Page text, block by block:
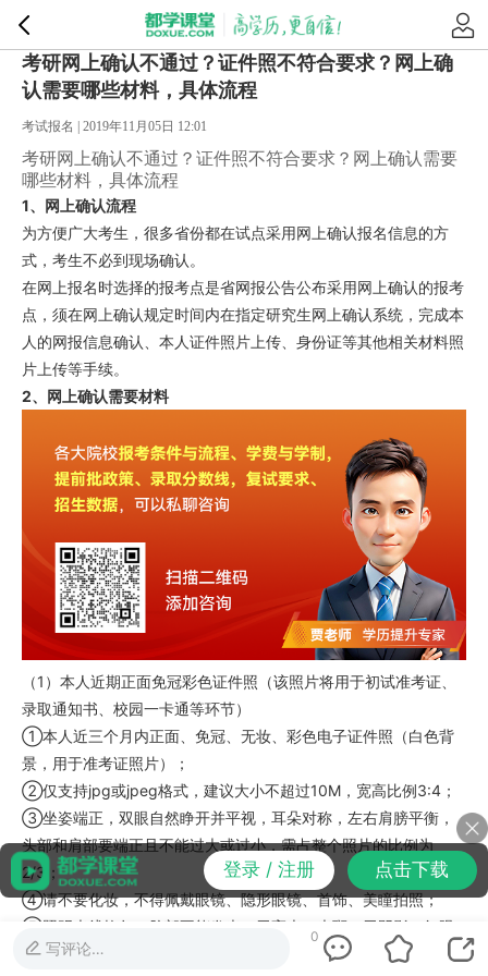
登录 / 注册 点击下载
考研网上确认不通过？证件照不符合要求？网上确
认需要哪些材料，具体流程
考试报名 | 2019年11月05日 12:01
考研网上确认不通过？证件照不符合要求？网上确认需要
哪些材料，具体流程
1、网上确认流程
为方便广大考生，很多省份都在试点采用网上确认报名信息的方
式，考生不必到现场确认。
在网上报名时选择的报考点是省网报公告公布采用网上确认的报考
点，须在网上确认规定时间内在指定研究生网上确认系统，完成本
人的网报信息确认、本人证件照片上传、身份证等其他相关材料照
片上传等手续。
2、网上确认需要材料
（1）本人近期正面免冠彩色证件照（该照片将用于初试准考证、
录取通知书、校园一卡通等环节）
①本人近三个月内正面、免冠、无妆、彩色电子证件照（白色背
景，用于准考证照片）；
②仅支持jpg或jpeg格式，建议大小不超过10M，宽高比例3:4；
③坐姿端正，双眼自然睁开并平视，耳朵对称，左右肩膀平衡，
头部和肩部要端正且不能过大或过小，需占整个照片的比例为
2/3；
④请不要化妆，不得佩戴眼镜、隐形眼镜、首饰、美瞳拍照；
⑤照明光线均匀，脸部不能发光，无高光、光斑，无阴影、红眼
等；写评论…
0